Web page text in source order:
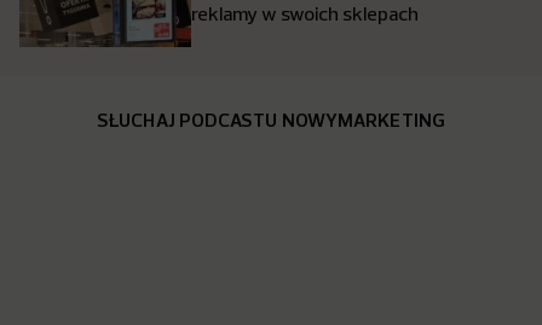
reklamy w swoich sklepach
SŁUCHAJ PODCASTU NOWYMARKETING